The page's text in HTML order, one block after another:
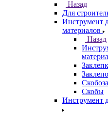
Назад
Для
Инструмент
материалов
Назад
Скобы
Инструмент